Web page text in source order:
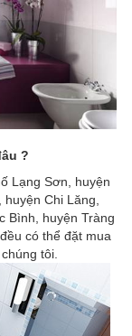
?
Lạng Sơn, huyện
Chi Lăng,
Bình, huyện Tràng
có thể đặt mua
tôi.